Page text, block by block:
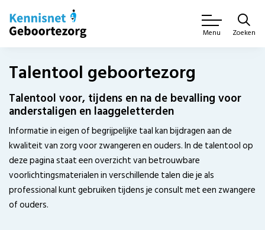
Menu Zoeken
Talentool geboortezorg
Talentool voor, tijdens en na de bevalling voor
anderstaligen en laaggeletterden
Informatie in eigen of begrijpelijke taal kan bijdragen aan de
kwaliteit van zorg voor zwangeren en ouders. In de talentool op
deze pagina staat een overzicht van betrouwbare
voorlichtingsmaterialen in verschillende talen die je als
professional kunt gebruiken tijdens je consult met een zwangere
of ouders.